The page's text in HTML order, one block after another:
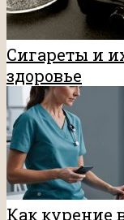
Сигареты и
здоровье
Как курение